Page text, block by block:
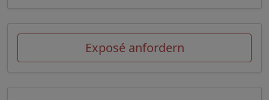
Exposé anfordern